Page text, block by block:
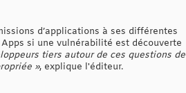
d’applications à ses différentes
si une vulnérabilité est découverte
tiers autour de ces questions de
», explique l'éditeur.